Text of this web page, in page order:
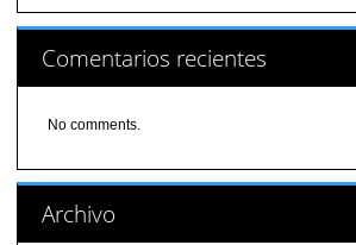
Comentarios recientes
No comments.
Archivo